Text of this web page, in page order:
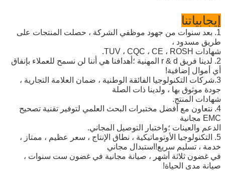
إيجابياتنا
1. بعد سنوات من جهود موظفي الشركة ، حصلت المنتجات على
طريق مسدود ،
شهادات TUV ، CQC ، CE ، ROSH.
2. لدينا فريق r & d المهنية ؛أهدافنا هي أننا لن نسمح للعملاء بإنفاق
أي أموال إضافية!
3.شركات التكنولوجيا الفائقة الوطنية ، ضمان العلامة التجارية ،
جودة موثوق بها ، ولدينا ذات الصلة
شهادات المنتج.
4. نتعاون مع أفضل مختبرات البحث العلمي لتوفير تقنية تصحيح
EMC مجانية
الدعم والعينات ؛واختبار التوصيل المجاني.
5. التكنولوجيا الأوتوماتيكية ، نطاق الإنتاج ، سعر عظيم ، ممتاز ،
خدمة ، تسليم سريع!استبدال مجاني
في غضون ثلاثة أشهر ، صيانة مجانية في غضون ست سنوات ،
صيانة مدى الحياة!